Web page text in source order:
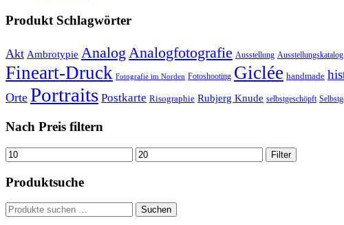
Produkt Schlagwörter
Akt Ambrotypie Analog Analogfotografie Ausstellung Ausstellungskatalog
Fineart-Druck Fotografie im Norden Fotoshooting Giclée handmade
Orte Portraits Postkarte Risographie Rubjerg Knude selbstgeschöpft
Nach Preis filtern
Min.
Preis
Max.
Preis
Filter
Produktsuche
Suchen
nach:
Suchen